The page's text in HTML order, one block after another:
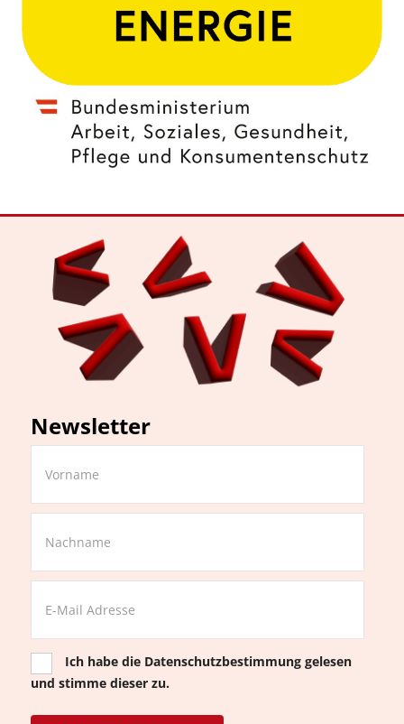
Newsletter
Ich habe die Datenschutzbestimmung gelesen
und stimme dieser zu.